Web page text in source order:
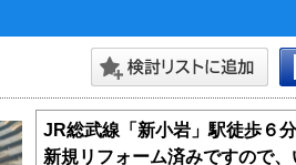
JR総武線「新小岩」駅徒歩６
新規リフォーム済みですので、